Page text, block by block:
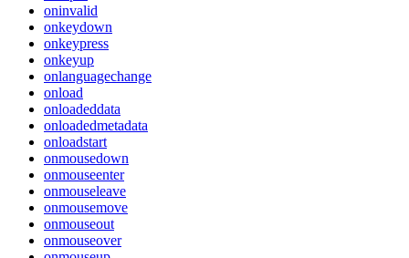
oninvalid
onkeydown
onkeypress
onkeyup
onlanguagechange
onload
onloadeddata
onloadedmetadata
onloadstart
onmousedown
onmouseenter
onmouseleave
onmousemove
onmouseout
onmouseover